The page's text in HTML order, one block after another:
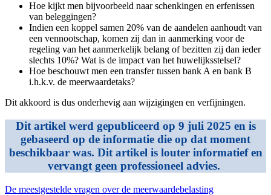
Hoe kijkt men bijvoorbeeld naar schenkingen en erfenissen
van beleggingen?
Indien een koppel samen 20% van de aandelen aanhoudt van
een vennootschap, komen zij dan in aanmerking voor de
regeling van het aanmerkelijk belang of bezitten zij dan ieder
slechts 10%? Wat is de impact van het huwelijksstelsel?
Hoe beschouwt men een transfer tussen bank A en bank B
i.h.k.v. de meerwaardetaks?
Dit akkoord is dus onderhevig aan wijzigingen en verfijningen.
Dit artikel werd gepubliceerd op 9 juli 2025 en is
gebaseerd op de informatie die op dat moment
beschikbaar was. Dit artikel is louter informatief en
vervangt geen professioneel advies.
De meestgestelde vragen over de meerwaardebelasting